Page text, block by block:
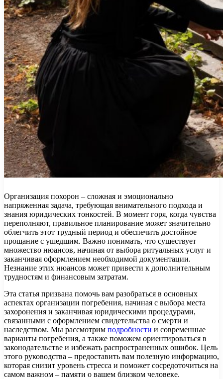
Организация похорон – сложная и эмоционально
напряженная задача, требующая внимательного подхода и
знания юридических тонкостей. В момент горя, когда чувства
переполняют, правильное планирование может значительно
облегчить этот трудный период и обеспечить достойное
прощание с ушедшим. Важно понимать, что существует
множество нюансов, начиная от выбора ритуальных услуг и
заканчивая оформлением необходимой документации.
Незнание этих нюансов может привести к дополнительным
трудностям и финансовым затратам.
Эта статья призвана помочь вам разобраться в основных
аспектах организации погребения, начиная с выбора места
захоронения и заканчивая юридическими процедурами,
связанными с оформлением свидетельства о смерти и
наследством. Мы рассмотрим подробности и современные
варианты погребения, а также поможем ориентироваться в
законодательстве и избежать распространенных ошибок. Цель
этого руководства – предоставить вам полезную информацию,
которая снизит уровень стресса и поможет сосредоточиться на
самом важном – памяти о вашем близком человеке.